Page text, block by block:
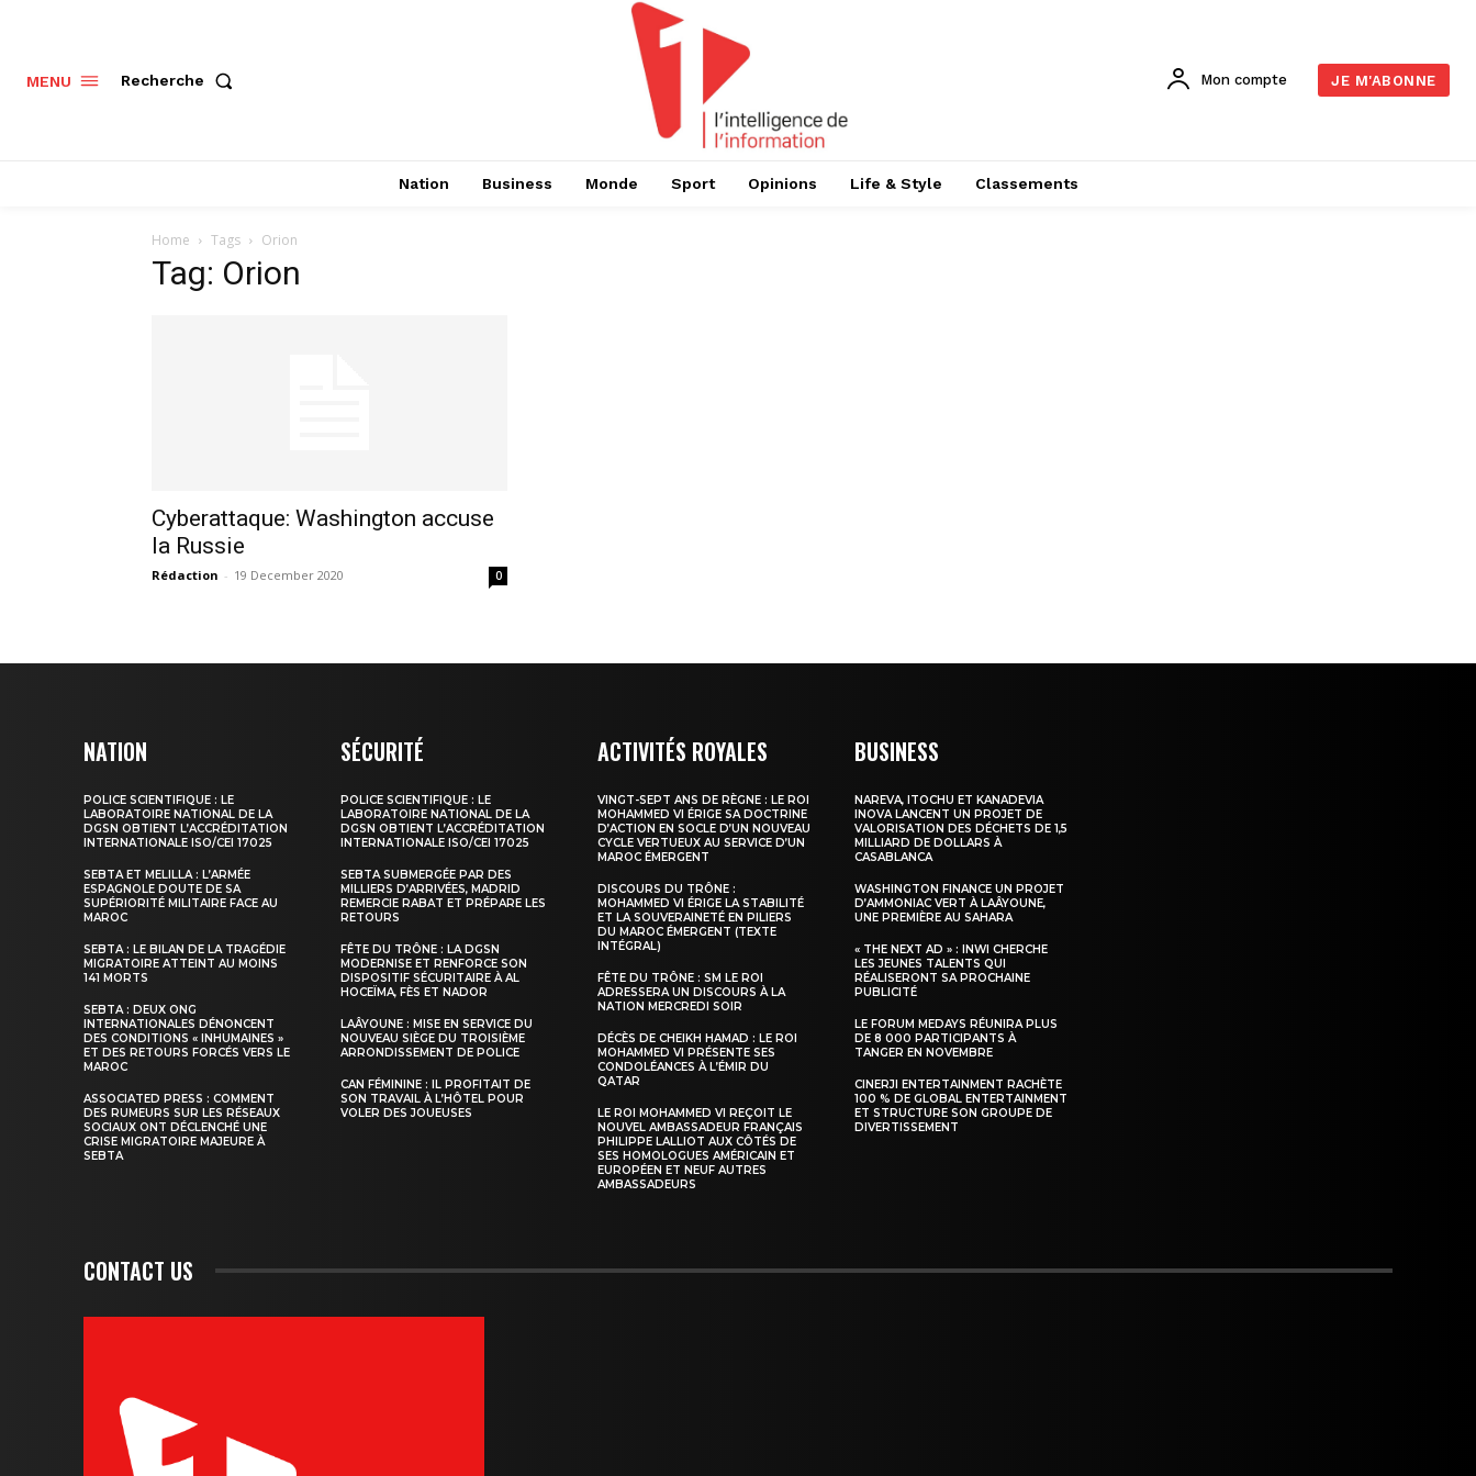
l'intelligence de
l'information
S'ABONNER MAINTENANT
Insight Publications
À propos
Nous contacter
Formules d’abonnement
MENU Recherche Mon compte JE M'ABONNE
Nation Business Monde Sport Opinions Life & Style Classements
Home Tags Orion
Tag: Orion
Cyberattaque: Washington accuse
la Russie
Rédaction - 19 December 2020 0
NATION
POLICE SCIENTIFIQUE : LE
LABORATOIRE NATIONAL DE LA
DGSN OBTIENT L’ACCRÉDITATION
INTERNATIONALE ISO/CEI 17025
SEBTA ET MELILLA : L’ARMÉE
ESPAGNOLE DOUTE DE SA
SUPÉRIORITÉ MILITAIRE FACE AU
MAROC
SEBTA : LE BILAN DE LA TRAGÉDIE
MIGRATOIRE ATTEINT AU MOINS
141 MORTS
SEBTA : DEUX ONG
INTERNATIONALES DÉNONCENT
DES CONDITIONS « INHUMAINES »
ET DES RETOURS FORCÉS VERS LE
MAROC
ASSOCIATED PRESS : COMMENT
DES RUMEURS SUR LES RÉSEAUX
SOCIAUX ONT DÉCLENCHÉ UNE
CRISE MIGRATOIRE MAJEURE À
SEBTA
SÉCURITÉ
POLICE SCIENTIFIQUE : LE
LABORATOIRE NATIONAL DE LA
DGSN OBTIENT L’ACCRÉDITATION
INTERNATIONALE ISO/CEI 17025
SEBTA SUBMERGÉE PAR DES
MILLIERS D’ARRIVÉES, MADRID
REMERCIE RABAT ET PRÉPARE LES
RETOURS
FÊTE DU TRÔNE : LA DGSN
MODERNISE ET RENFORCE SON
DISPOSITIF SÉCURITAIRE À AL
HOCEÏMA, FÈS ET NADOR
LAÂYOUNE : MISE EN SERVICE DU
NOUVEAU SIÈGE DU TROISIÈME
ARRONDISSEMENT DE POLICE
CAN FÉMININE : IL PROFITAIT DE
SON TRAVAIL À L’HÔTEL POUR
VOLER DES JOUEUSES
ACTIVITÉS ROYALES
VINGT-SEPT ANS DE RÈGNE : LE ROI
MOHAMMED VI ÉRIGE SA DOCTRINE
D’ACTION EN SOCLE D’UN NOUVEAU
CYCLE VERTUEUX AU SERVICE D’UN
MAROC ÉMERGENT
DISCOURS DU TRÔNE :
MOHAMMED VI ÉRIGE LA STABILITÉ
ET LA SOUVERAINETÉ EN PILIERS
DU MAROC ÉMERGENT (TEXTE
INTÉGRAL)
FÊTE DU TRÔNE : SM LE ROI
ADRESSERA UN DISCOURS À LA
NATION MERCREDI SOIR
DÉCÈS DE CHEIKH HAMAD : LE ROI
MOHAMMED VI PRÉSENTE SES
CONDOLÉANCES À L’ÉMIR DU
QATAR
LE ROI MOHAMMED VI REÇOIT LE
NOUVEL AMBASSADEUR FRANÇAIS
PHILIPPE LALLIOT AUX CÔTÉS DE
SES HOMOLOGUES AMÉRICAIN ET
EUROPÉEN ET NEUF AUTRES
AMBASSADEURS
BUSINESS
NAREVA, ITOCHU ET KANADEVIA
INOVA LANCENT UN PROJET DE
VALORISATION DES DÉCHETS DE 1,5
MILLIARD DE DOLLARS À
CASABLANCA
WASHINGTON FINANCE UN PROJET
D’AMMONIAC VERT À LAÂYOUNE,
UNE PREMIÈRE AU SAHARA
« THE NEXT AD » : INWI CHERCHE
LES JEUNES TALENTS QUI
RÉALISERONT SA PROCHAINE
PUBLICITÉ
LE FORUM MEDAYS RÉUNIRA PLUS
DE 8 000 PARTICIPANTS À
TANGER EN NOVEMBRE
CINERJI ENTERTAINMENT RACHÈTE
100 % DE GLOBAL ENTERTAINMENT
ET STRUCTURE SON GROUPE DE
DIVERTISSEMENT
CONTACT US